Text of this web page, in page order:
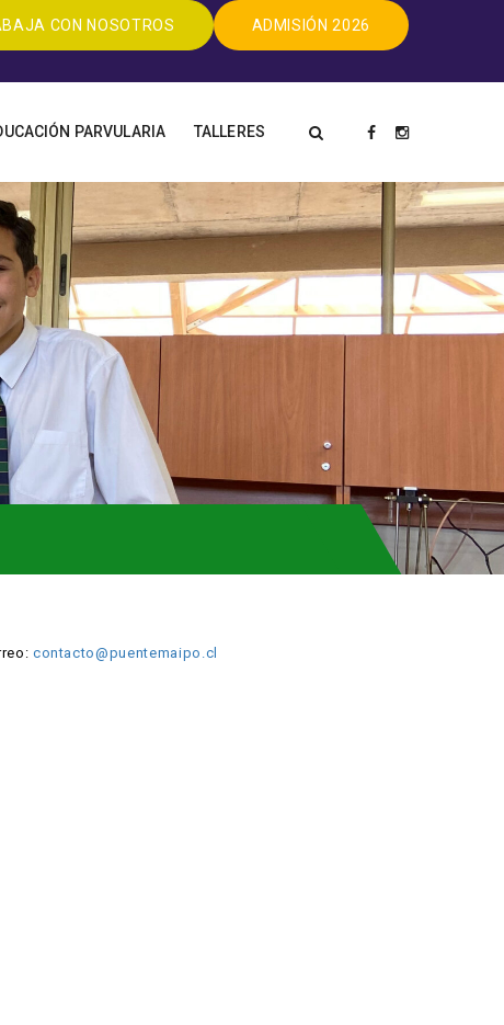
CON NOSOTROS ADMISIÓN 2026
PARVULARIA TALLERES
contacto@puentemaipo.cl